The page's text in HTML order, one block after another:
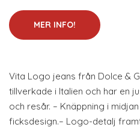
MER INFO!
Vita Logo jeans från Dolce &
tillverkade i Italien och har en
och resår. – Knäppning i
ficksdesign.– Logo-detalj